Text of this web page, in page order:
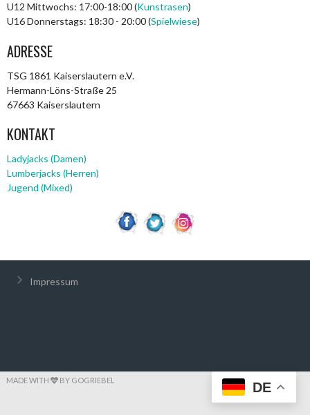
U12 Mittwochs: 17:00-18:00 (Kunstrasen)
U16 Donnerstags: 18:30 - 20:00 (Spielwiese)
ADRESSE
TSG 1861 Kaiserslautern e.V.
Hermann-Löns-Straße 25
67663 Kaiserslautern
KONTAKT
Ladyjacks (Damen)
Lumberjacks (Herren)
Jugend (Mixed)
Impressum
MADE WITH BY GOGRIEBEL DE